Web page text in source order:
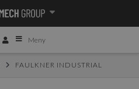
Meny
FAULKNER INDUSTRIAL